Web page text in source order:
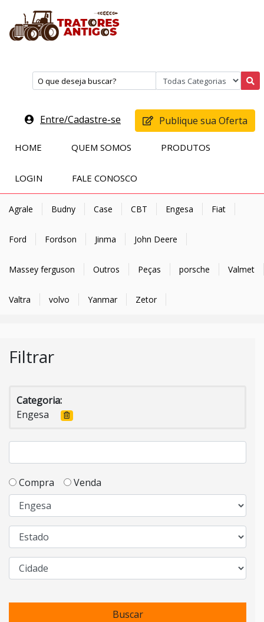
Entre/Cadastre-se Publique sua Oferta
HOME QUEM SOMOS PRODUTOS
LOGIN FALE CONOSCO
Agrale Budny Case CBT Engesa Fiat
Ford Fordson Jinma John Deere
Massey ferguson Outros Peças porsche Valmet
Valtra volvo Yanmar Zetor
Filtrar
Categoria:
Engesa
Compra Venda
Buscar